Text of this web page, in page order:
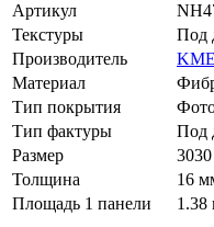
Артикул
Текстуры
Под
Производитель
Материал
Тип покрытия
Тип фактуры
Под
Размер
Толщина
16
Площадь 1 панели
1.38